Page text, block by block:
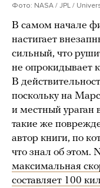
Фото: NASA / JPL /
В самом начале
настигает
сильный, что
не опрокидывает
В
поскольку на
и местный ураган
такие же
автор книги, по
что знал об этом.
максимальная
составляет 100